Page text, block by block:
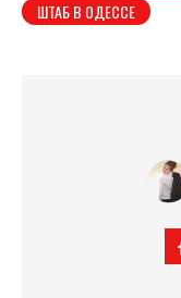
ШТАБ В ОДЕССЕ